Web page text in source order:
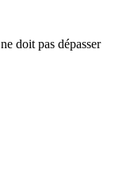
doit pas dépasser